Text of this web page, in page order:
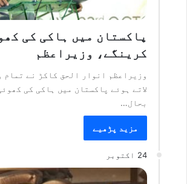
پاکستان میں ہاکی کی
کرینگے، وزیراعظم
وزیراعظم انوار الحق کاکڑ نے تمام
لاتے ہوئے پاکستان میں ہاکی کی
بحال…
مزید پڑھیے
24 اکتوبر